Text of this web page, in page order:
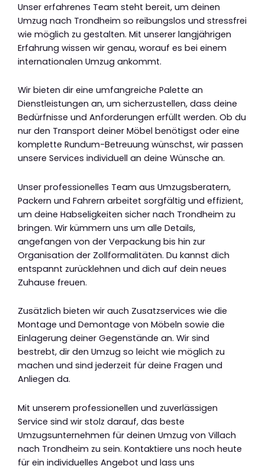
Unser erfahrenes Team steht bereit, um deinen
Umzug nach Trondheim so reibungslos und stressfrei
wie möglich zu gestalten. Mit unserer langjährigen
Erfahrung wissen wir genau, worauf es bei einem
internationalen Umzug ankommt.
Wir bieten dir eine umfangreiche Palette an
Dienstleistungen an, um sicherzustellen, dass deine
Bedürfnisse und Anforderungen erfüllt werden. Ob du
nur den Transport deiner Möbel benötigst oder eine
komplette Rundum-Betreuung wünschst, wir passen
unsere Services individuell an deine Wünsche an.
Unser professionelles Team aus Umzugsberatern,
Packern und Fahrern arbeitet sorgfältig und effizient,
um deine Habseligkeiten sicher nach Trondheim zu
bringen. Wir kümmern uns um alle Details,
angefangen von der Verpackung bis hin zur
Organisation der Zollformalitäten. Du kannst dich
entspannt zurücklehnen und dich auf dein neues
Zuhause freuen.
Zusätzlich bieten wir auch Zusatzservices wie die
Montage und Demontage von Möbeln sowie die
Einlagerung deiner Gegenstände an. Wir sind
bestrebt, dir den Umzug so leicht wie möglich zu
machen und sind jederzeit für deine Fragen und
Anliegen da.
Mit unserem professionellen und zuverlässigen
Service sind wir stolz darauf, das beste
Umzugsunternehmen für deinen Umzug von Villach
nach Trondheim zu sein. Kontaktiere uns noch heute
für ein individuelles Angebot und lass uns